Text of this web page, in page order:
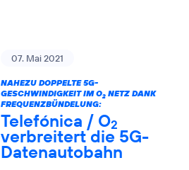
07. Mai 2021
NAHEZU DOPPELTE 5G-
GESCHWINDIGKEIT IM O2NETZ DANK
FREQUENZBÜNDELUNG:
Telefónica / O2
verbreitert die 5G-
Datenautobahn